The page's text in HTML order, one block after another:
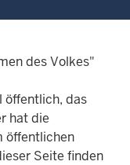
des Volkes"
öffentlich, das
hat die
öffentlichen
Seite finden